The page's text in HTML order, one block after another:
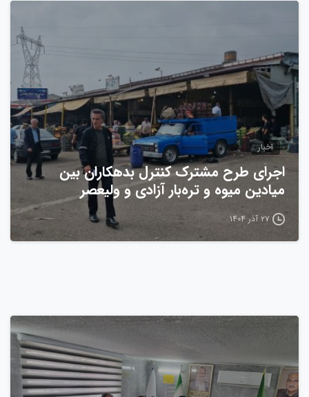
اخبار
اجرای طرح مشترک کنترل بدهکاران بین
میادین میوه و تره‌بار آزادی و ولیعصر
۲۷ آذر ۱۴۰۴
0